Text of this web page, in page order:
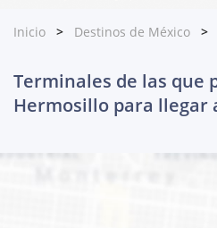
Inicio Destinos de México
Terminales de las que
Hermosillo para llegar